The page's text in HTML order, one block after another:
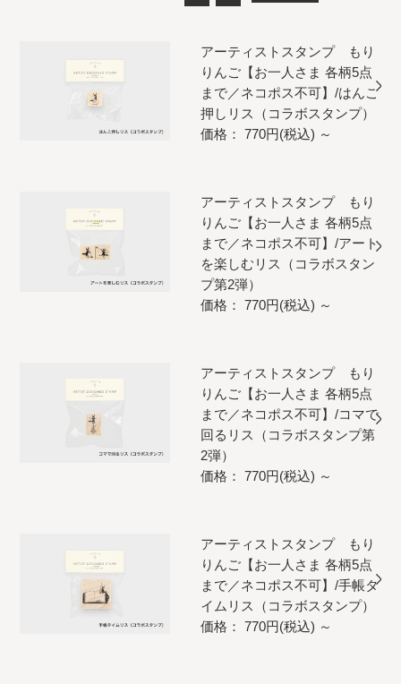
アーティストスタンプ もり
りんご【お一人さま 各柄5点
まで／ネコポス不可】/はんこ
押しリス（コラボスタンプ）
価格： 770円(税込) ～
アーティストスタンプ もり
りんご【お一人さま 各柄5点
まで／ネコポス不可】/アート
を楽しむリス（コラボスタン
プ第2弾）
価格： 770円(税込) ～
アーティストスタンプ もり
りんご【お一人さま 各柄5点
まで／ネコポス不可】/コマで
回るリス（コラボスタンプ第
2弾）
価格： 770円(税込) ～
アーティストスタンプ もり
りんご【お一人さま 各柄5点
まで／ネコポス不可】/手帳タ
イムリス（コラボスタンプ）
価格： 770円(税込) ～